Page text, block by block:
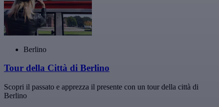
Berlino
Tour della Città di Berlino
Scopri il passato e apprezza il presente con un tour della città di
Berlino